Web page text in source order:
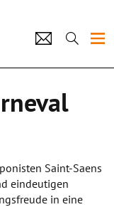
Saint-Saens
eindeutigen
in eine